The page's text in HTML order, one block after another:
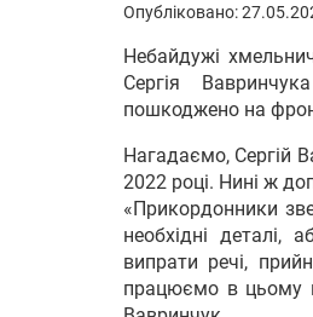
Опубліковано:
Небайдужі
Сергія
пошкоджено на
Нагадаємо, Сергій
2022 році. Нині ж
«Прикордонники
необхідні деталі,
випрати речі,
працюємо в цьому